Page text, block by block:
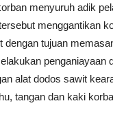
menyuruh adik
menggantikan
tujuan
penganiayaan
alat dodos sawit
tangan dan kaki